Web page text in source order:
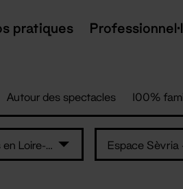
pratiques
Autour des spectacles 100%
Ailleurs en Loire-Atlantique